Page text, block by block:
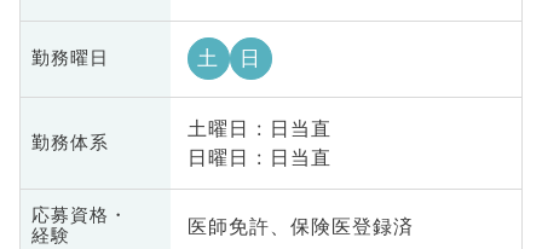
勤務曜日 土 日
勤務体系
土曜日 : 日当直
日曜日 : 日当直
応募資格・
経験
医師免許、保険医登録済